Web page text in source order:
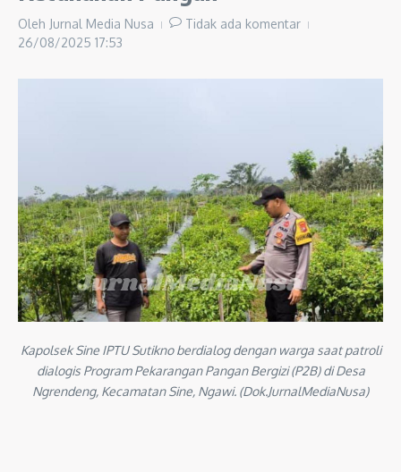
Oleh Jurnal Media Nusa
Tidak ada komentar
26/08/2025 17:53
Kapolsek Sine IPTU Sutikno berdialog dengan warga saat patroli
dialogis Program Pekarangan Pangan Bergizi (P2B) di Desa
Ngrendeng, Kecamatan Sine, Ngawi. (Dok.JurnalMediaNusa)